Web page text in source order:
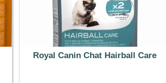
Royal Canin Chat Hairball Care